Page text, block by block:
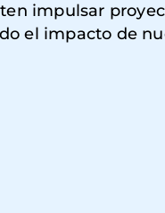
impulsar
el impacto de